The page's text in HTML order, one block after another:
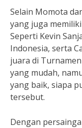
Selain Momota
yang juga
Seperti Kevin
Indonesia, serta
juara di
yang mudah,
yang baik, siapa
tersebut.
Dengan